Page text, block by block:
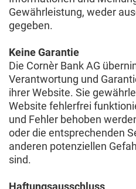
Gewährleistung, weder
gegeben.
Keine Garantie
Die Cornèr Bank AG
Verantwortung und
ihrer Website. Sie
Website fehlerfrei
und Fehler behoben
oder die entsprechenden
anderen potenziellen
sind.
Haftungsausschluss